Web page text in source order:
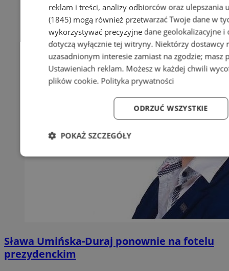
Sława Umińska-Duraj ponownie na fotelu
prezydenckim
reklam i treści, analizy odbiorców oraz ulepszania
(1845)mogą również przetwarzać Twoje dane w
wykorzystywać precyzyjne dane geolokalizacyjne
dotyczą wyłącznie tej witryny. Niektórzy dostawcy
uzasadnionym interesie zamiast na zgodzie; masz
Ustawieniach reklam. Możesz w każdej chwili
plików cookie. Polityka prywatności
ODRZUĆ WSZYSTKIE
POKAŻ SZCZEGÓŁY
Niezbędne Wydajność Targetowanie
Niezbędne pliki cookie umożliwiają korzystanie z
logowanie użytkownika i zarządzanie kontem. Bez niezbędnych